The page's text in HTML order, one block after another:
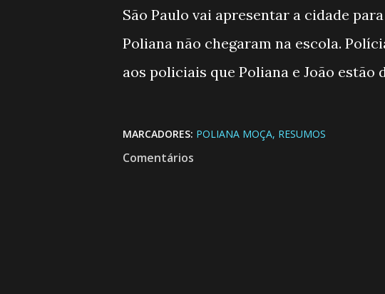
São Paulo vai apresentar a cidade
Poliana não chegaram na escola.
aos policiais que Poliana e João estão
MARCADORES: POLIANA MOÇA RESUMOS
Comentários